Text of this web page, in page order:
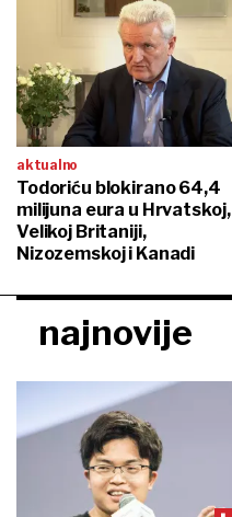
aktualno
Todoriću blokirano 64,4
milijuna eura u Hrvatskoj,
Velikoj Britaniji,
Nizozemskoj i Kanadi
najnovije